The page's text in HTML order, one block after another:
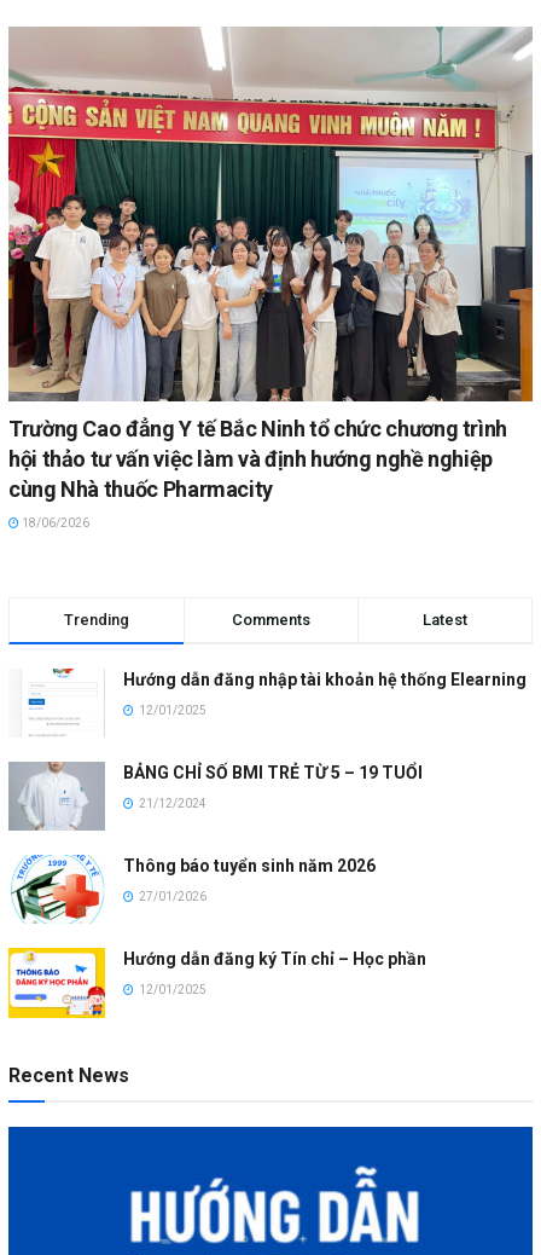
Trường Cao đẳng Y tế Bắc Ninh tổ chức chương trình
hội thảo tư vấn việc làm và định hướng nghề nghiệp
cùng Nhà thuốc Pharmacity
18/06/2026
Trending Comments Latest
Hướng dẫn đăng nhập tài khoản hệ thống Elearning
12/01/2025
BẢNG CHỈ SỐ BMI TRẺ TỪ 5 – 19 TUỔI
21/12/2024
Thông báo tuyển sinh năm 2026
27/01/2026
Hướng dẫn đăng ký Tín chỉ – Học phần
12/01/2025
Recent News